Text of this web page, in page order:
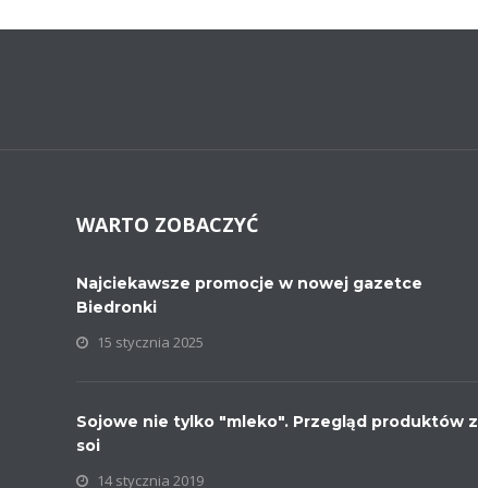
WARTO ZOBACZYĆ
Najciekawsze promocje w nowej gazetce
Biedronki
15 stycznia 2025
Sojowe nie tylko "mleko". Przegląd produktów z
soi
14 stycznia 2019